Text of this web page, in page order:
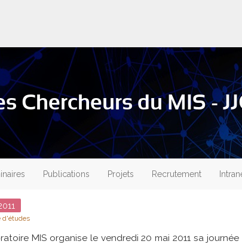
Chercheurs du MIS -
Publications Projets Recrutement
d'études
MIS organise le vendredi 20 mai 2011 sa